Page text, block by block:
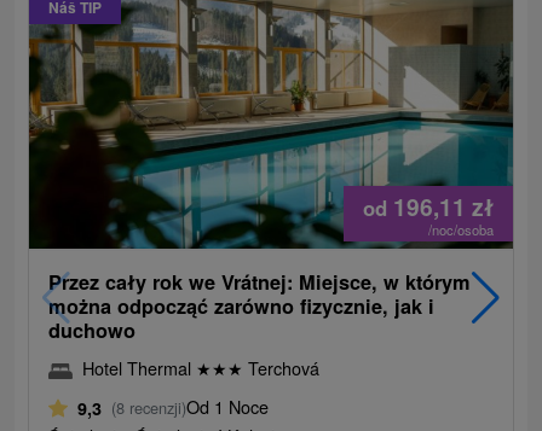
Náš TIP
od 196,11zł
/noc/osoba
Przez cały rok we Vrátnej: Miejsce, w którym
można odpocząć zarówno fizycznie, jak i
duchowo
Hotel Thermal ★★★ Terchová
9,3 (8 recenzji)Od 1 Noce